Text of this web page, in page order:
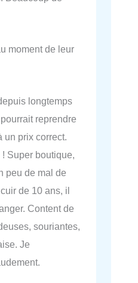
moment de leur
longtemps
reprendre
un prix correct.
Super boutique,
peu de mal de
de 10 ans, il
Content de
souriantes,
Je